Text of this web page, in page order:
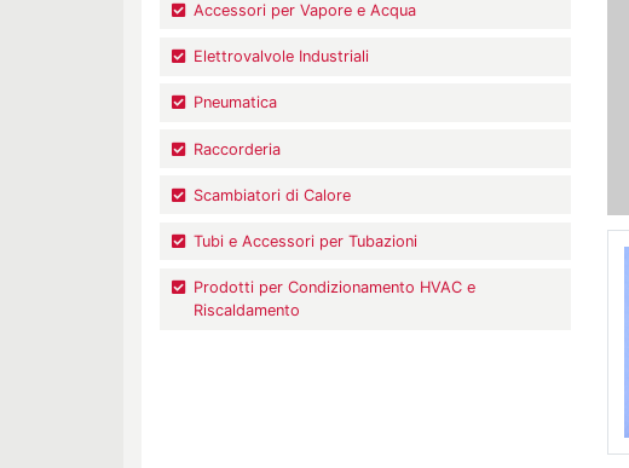
Accessori per Vapore e Acqua
Elettrovalvole Industriali
Pneumatica
Raccorderia
Scambiatori di Calore
Tubi e Accessori per Tubazioni
Prodotti per Condizionamento HVAC e
Riscaldamento